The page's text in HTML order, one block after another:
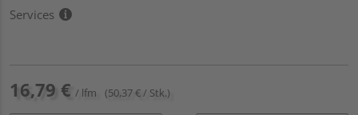
Services
16,79 € / lfm (50,37 € / Stk.)